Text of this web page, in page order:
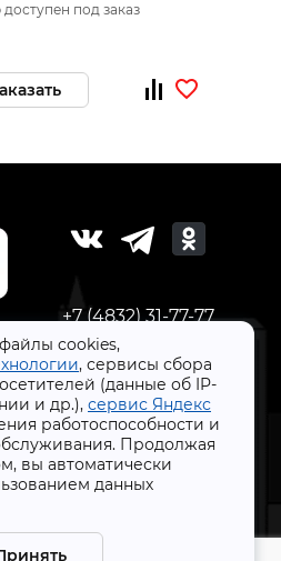
cookies,
, сервисы сбора
(данные об IP-
и др.), сервис Яндекс
работоспособности и
Продолжая
вы автоматически
данных
доступен под заказ
+7 (4832) 31-77-77
г.
данных
сервисов Яндекс